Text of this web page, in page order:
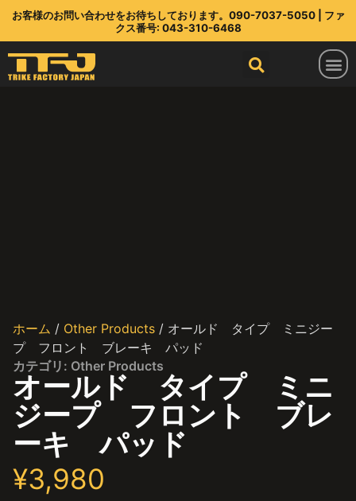
お客様のお問い合わせをお待ちしております。090-7037-5050 | ファ
クス番号: 043-310-6468
ホーム / Other Products / オールド タイプ ミニジー
プ フロント ブレーキ パッド
カテゴリ: Other Products
オールド タイプ ミニ
ジープ フロント ブレ
ーキ パッド
¥3,980